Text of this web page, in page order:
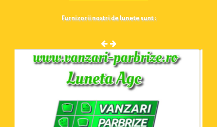
Furnizorii nostri de lunete sunt :